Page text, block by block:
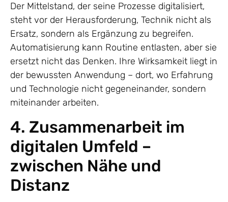
Der Mittelstand, der seine Prozesse digitalisiert,
steht vor der Herausforderung, Technik nicht als
Ersatz, sondern als Ergänzung zu begreifen.
Automatisierung kann Routine entlasten, aber sie
ersetzt nicht das Denken. Ihre Wirksamkeit liegt in
der bewussten Anwendung – dort, wo Erfahrung
und Technologie nicht gegeneinander, sondern
miteinander arbeiten.
4. Zusammenarbeit im
digitalen Umfeld –
zwischen Nähe und
Distanz